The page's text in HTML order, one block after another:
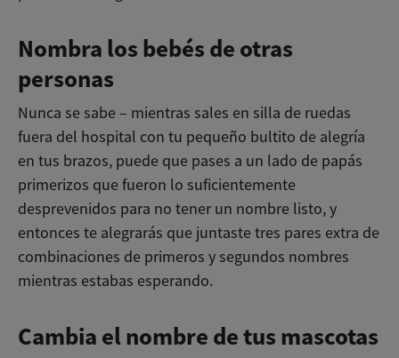
Nombra los bebés de otras
personas
Nunca se sabe – mientras sales en silla de ruedas
fuera del hospital con tu pequeño bultito de alegría
en tus brazos, puede que pases a un lado de papás
primerizos que fueron lo suficientemente
desprevenidos para no tener un nombre listo, y
entonces te alegrarás que juntaste tres pares extra de
combinaciones de primeros y segundos nombres
mientras estabas esperando.
Cambia el nombre de tus mascotas